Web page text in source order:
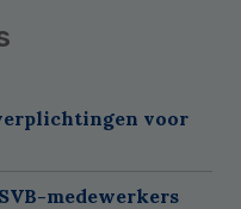
voor
medewerkers